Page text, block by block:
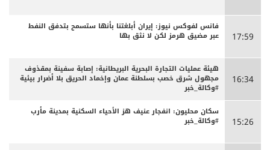
17:59
فانس لفوكس نيوز: إيران أبلغتنا بأنها ستسمح بتدفق النفط
عبر مضيق هرمز لكن لا نثق بها
16:34
هيئة عمليات التجارة البحرية البريطانية: إصابة سفينة بمقذوف
مجهول شرق خصب بسلطنة عمان وإخماد الحريق بلا أضرار بيئية
#وكالة_خبر
15:26
سكان محليون: انفجار عنيف هز الأحياء السكنية بمدينة مأرب
#وكالة_خبر